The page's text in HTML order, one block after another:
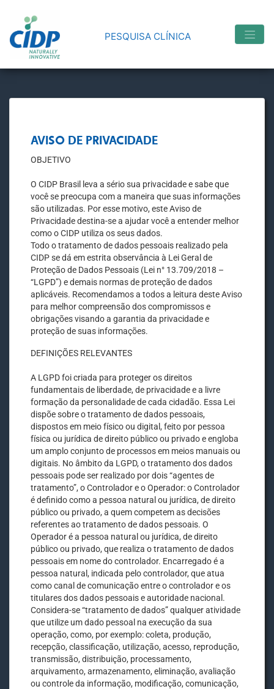
PESQUISA CLÍNICA
AVISO DE PRIVACIDADE
OBJETIVO
O CIDP Brasil leva a sério sua privacidade e sabe que
você se preocupa com a maneira que suas informações
são utilizadas. Por esse motivo, este Aviso de
Privacidade destina-se a ajudar você a entender melhor
como o CIDP utiliza os seus dados.
Todo o tratamento de dados pessoais realizado pela
CIDP se dá em estrita observância à Lei Geral de
Proteção de Dados Pessoais (Lei n° 13.709/2018 –
“LGPD”) e demais normas de proteção de dados
aplicáveis. Recomendamos a todos a leitura deste Aviso
para melhor compreensão dos compromissos e
obrigações visando a garantia da privacidade e
proteção de suas informações.
DEFINIÇÕES RELEVANTES
A LGPD foi criada para proteger os direitos
fundamentais de liberdade, de privacidade e a livre
formação da personalidade de cada cidadão. Essa Lei
dispõe sobre o tratamento de dados pessoais,
dispostos em meio físico ou digital, feito por pessoa
física ou jurídica de direito público ou privado e engloba
um amplo conjunto de processos em meios manuais ou
digitais. No âmbito da LGPD, o tratamento dos dados
pessoais pode ser realizado por dois “agentes de
tratamento”, o Controlador e o Operador: o Controlador
é definido como a pessoa natural ou jurídica, de direito
público ou privado, a quem competem as decisões
referentes ao tratamento de dados pessoais. O
Operador é a pessoa natural ou jurídica, de direito
público ou privado, que realiza o tratamento de dados
pessoais em nome do controlador. Encarregado é a
pessoa natural, indicada pelo controlador, que atua
como canal de comunicação entre o controlador e os
titulares dos dados pessoais e autoridade nacional.
Considera-se “tratamento de dados” qualquer atividade
que utilize um dado pessoal na execução da sua
operação, como, por exemplo: coleta, produção,
recepção, classificação, utilização, acesso, reprodução,
transmissão, distribuição, processamento,
arquivamento, armazenamento, eliminação, avaliação
ou controle da informação, modificação, comunicação,